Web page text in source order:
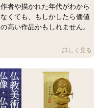
作者や描かれた年代がわから
なくても、もしかしたら価値
の高い作品かもしれません。